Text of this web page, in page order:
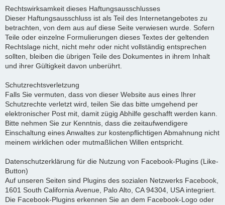
Rechtswirksamkeit dieses Haftungsausschlusses
Dieser Haftungsausschluss ist als Teil des Internetangebotes zu
betrachten, von dem aus auf diese Seite verwiesen wurde. Sofern
Teile oder einzelne Formulierungen dieses Textes der geltenden
Rechtslage nicht, nicht mehr oder nicht vollständig entsprechen
sollten, bleiben die übrigen Teile des Dokumentes in ihrem Inhalt
und ihrer Gültigkeit davon unberührt.
Schutzrechtsverletzung
Falls Sie vermuten, dass von dieser Website aus eines Ihrer
Schutzrechte verletzt wird, teilen Sie das bitte umgehend per
elektronischer Post mit, damit zügig Abhilfe geschafft werden kann.
Bitte nehmen Sie zur Kenntnis, dass die zeitaufwendigere
Einschaltung eines Anwaltes zur kostenpflichtigen Abmahnung nicht
meinem wirklichen oder mutmaßlichen Willen entspricht.
Datenschutzerklärung für die Nutzung von Facebook-Plugins (Like-
Button)
Auf unseren Seiten sind Plugins des sozialen Netzwerks Facebook,
1601 South California Avenue, Palo Alto, CA 94304, USA integriert.
Die Facebook-Plugins erkennen Sie an dem Facebook-Logo oder